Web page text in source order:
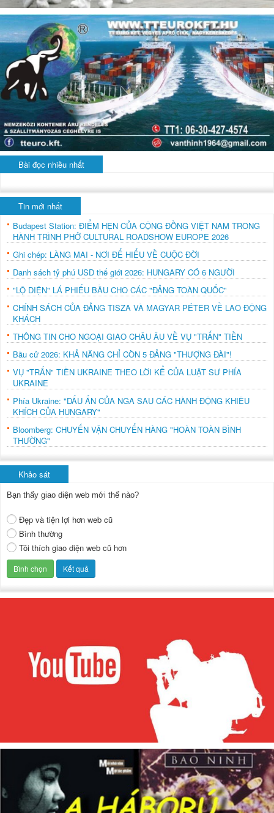
Bài đọc nhiều nhất
Tin mới nhất
Budapest Station: ĐIỂM HẸN CỦA CỘNG ĐỒNG VIỆT NAM TRONG
HÀNH TRÌNH PHỞ CULTURAL ROADSHOW EUROPE 2026
Ghi chép: LÀNG MAI - NƠI ĐỂ HIỂU VỀ CUỘC ĐỜI
Danh sách tỷ phú USD thế giới 2026: HUNGARY CÓ 6 NGƯỜI
"LỘ DIỆN" LÁ PHIẾU BẦU CHO CÁC "ĐẢNG TOÀN QUỐC"
CHÍNH SÁCH CỦA ĐẢNG TISZA VÀ MAGYAR PÉTER VỀ LAO ĐỘNG
KHÁCH
THÔNG TIN CHO NGOẠI GIAO CHÂU ÂU VỀ VỤ "TRẤN" TIỀN
Bầu cử 2026: KHẢ NĂNG CHỈ CÒN 5 ĐẢNG "THƯỢNG ĐÀI"!
VỤ "TRẤN" TIỀN UKRAINE THEO LỜI KỂ CỦA LUẬT SƯ PHÍA
UKRAINE
Phía Ukraine: "DẤU ẤN CỦA NGA SAU CÁC HÀNH ĐỘNG KHIÊU
KHÍCH CỦA HUNGARY"
Bloomberg: CHUYẾN VẬN CHUYỂN HÀNG "HOÀN TOÀN BÌNH
THƯỜNG"
Khảo sát
Bạn thấy giao diện web mới thế nào?
Đẹp và tiện lợi hơn web cũ
Bình thường
Tôi thích giao diện web cũ hơn